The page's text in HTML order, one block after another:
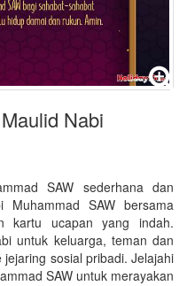
Nabi
SAW sederhana dan
Muhammad SAW bersama
kartu ucapan yang indah.
untuk keluarga, teman dan
sosial pribadi. Jelajahi
SAW untuk merayakan